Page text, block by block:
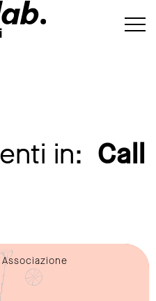
in: Call